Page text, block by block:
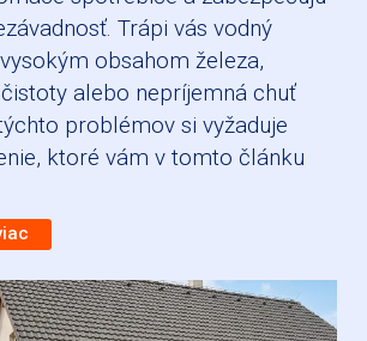
Trápi vás vodný
obsahom železa,
alebo nepríjemná chuť
problémov si vyžaduje
ktoré vám v tomto článku